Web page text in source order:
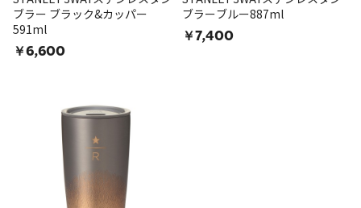
ブラー ブラック&カッパー
591ml
￥6,600
ブラーブルー887ml
￥7,400